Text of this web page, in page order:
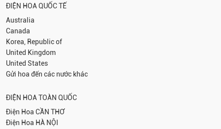
ĐIỆN HOA QUỐC TẾ
Australia
Canada
Korea, Republic of
United Kingdom
United States
Gửi hoa đến các nước khác
ĐIỆN HOA TOÀN QUỐC
Điện Hoa CẦN THƠ
Điện Hoa HÀ NỘI